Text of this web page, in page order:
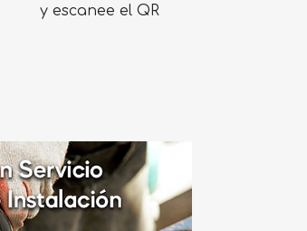
y escanee el QR